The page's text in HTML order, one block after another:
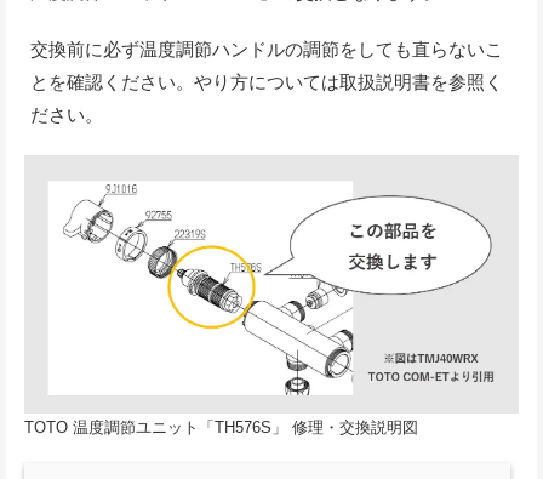
交換前に必ず温度調節ハンドルの調節をしても直らないこ
とを確認ください。やり方については取扱説明書を参照く
ださい。
TOTO 温度調節ユニット「TH576S」 修理・交換説明図